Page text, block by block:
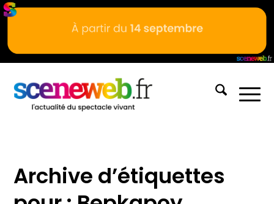
Archive d’étiquettes